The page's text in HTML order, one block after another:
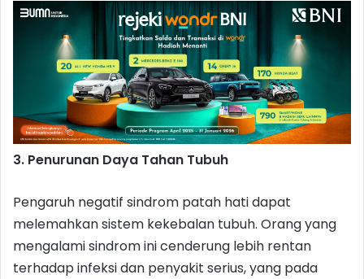
3. Penurunan Daya Tahan Tubuh
Pengaruh negatif sindrom patah hati dapat
melemahkan sistem kekebalan tubuh. Orang yang
mengalami sindrom ini cenderung lebih rentan
terhadap infeksi dan penyakit serius, yang pada